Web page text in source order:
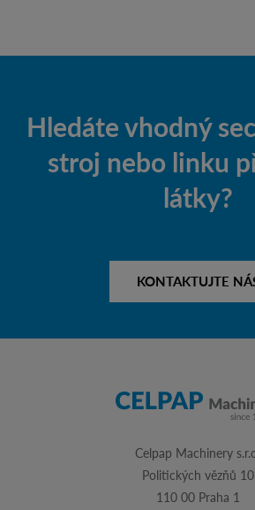
Hledáte vhodný
stroj nebo linku
látky?
KONTAKTUJTE
Celpap Machinery
Politických vězňů 10
110 00 Praha 1